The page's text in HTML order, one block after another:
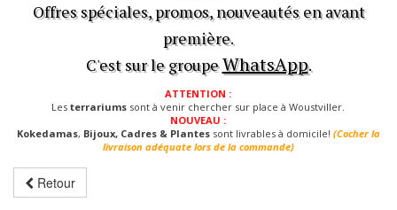
Offres spéciales, promos, nouveautés en avant
première.
C'est sur le groupeWhatsApp.
ATTENTION :
Lesterrariums sont à venir chercher sur place à Woustviller.
NOUVEAU :
Kokedamas, Bijoux, Cadres & Plantessont livrables à domicile! (Cocher la
livraison adéquate lors de la commande)
Retour